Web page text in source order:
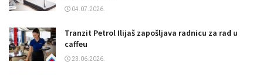
04.07.2026.
Tranzit Petrol Ilijaš zapošljava radnicu za rad u
caffeu
23.06.2026.